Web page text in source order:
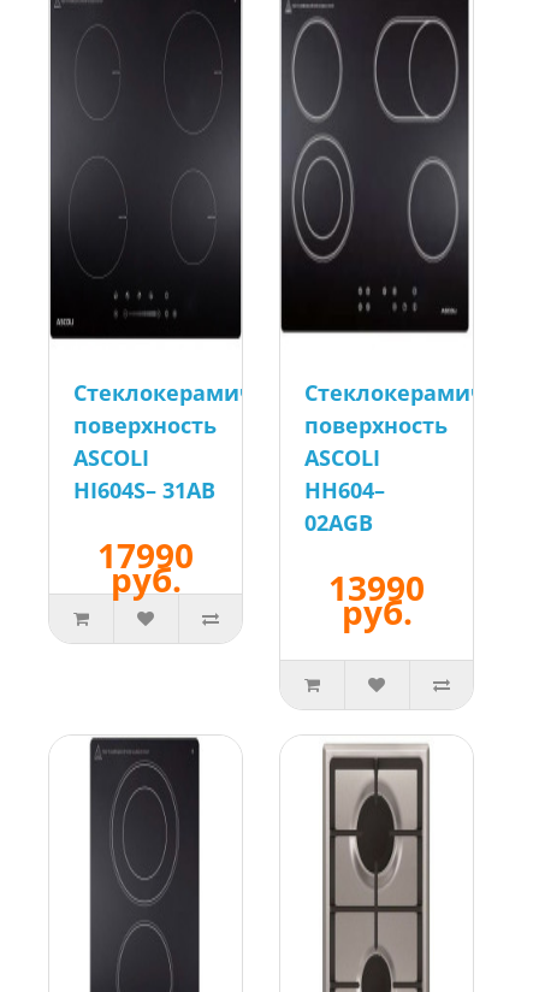
Стеклокерамическая
поверхность
ASCOLI
HI604S– 31AB
17990
руб.
поверхность
ASCOLI
HH604–
02AGB
13990
руб.